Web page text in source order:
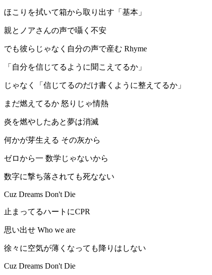
ほこりを拭いて箱から取り出す「基本」
親とノアさんの声で囁く不安
でも彼らじゃなく自分の声で産む Rhyme
「自分を信じてるように聞こえてるか」
じゃなく「信じてるのだけ書くように整えてるか」
まだ燃えてるか 怒りじゃ情熱
炎を燃やしたあと夢は消滅
何かが芽生える その灰から
ゼロから一 数学じゃないから
数字に撃ち落されても死なない
Cuz Dreams Don't Die
止まってるハートにCPR
思い出せ Who we are
徐々に空気が薄くなっても降りはしない
Cuz Dreams Don't Die